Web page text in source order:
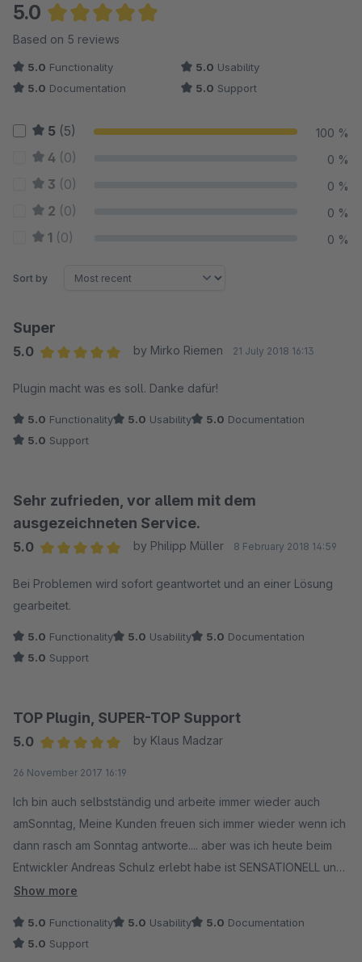
5.0
Average rating of 5 out of 5 stars
Based on 5 reviews
5.0 Functionality 5.0 Usability
5.0 Documentation 5.0 Support
5 (5) 100 %
4 (0) 0 %
3 (0) 0 %
2 (0) 0 %
1 (0) 0 %
Sort by
Super
5.0
by Mirko Riemen 21 July 2018 16:13
Plugin macht was es soll. Danke dafür!
5.0 Functionality 5.0 Usability 5.0 Documentation
5.0 Support
Sehr zufrieden, vor allem mit dem
ausgezeichneten Service.
5.0
by Philipp Müller 8 February 2018 14:59
Bei Problemen wird sofort geantwortet und an einer Lösung
gearbeitet.
5.0 Functionality 5.0 Usability 5.0 Documentation
5.0 Support
TOP Plugin, SUPER-TOP Support
5.0
by Klaus Madzar
26 November 2017 16:19
Ich bin auch selbstständig und arbeite immer wieder auch
amSonntag, Meine Kunden freuen sich immer wieder wenn ich
dann rasch am Sonntag antworte.... aber was ich heute beim
Entwickler Andreas Schulz erlebt habe ist SENSATIONELL und
jetzt weis ich wie meine Kunden empfinden. So passiert ... auf
zugesendet .... daraufhin habe ich das Plugin gekauft und
installiert... auf einen meiner Vorschläge um 12:20 (Vorschlag
Show more
5.0 Functionality 5.0 Usability 5.0 Documentation
5.0 Support